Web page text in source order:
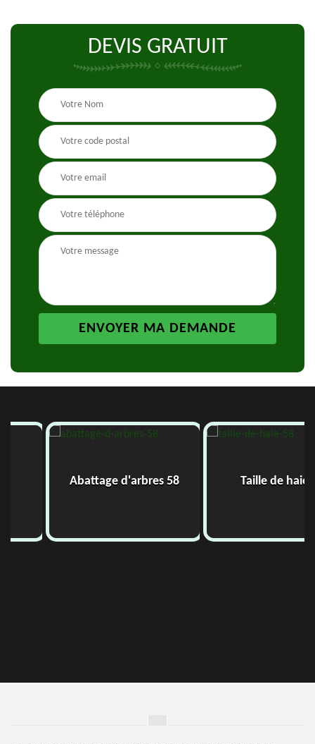
DEVIS GRATUIT
Abattage d'arbres 58 Taille de haie